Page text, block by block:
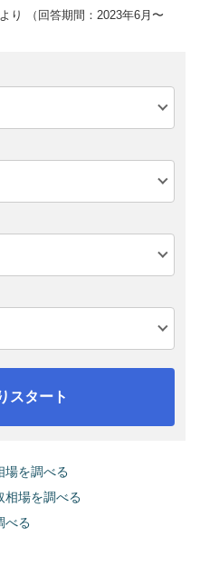
り （回答期間：2023年6月〜
スタート
場を調べる
相場を調べる
べる